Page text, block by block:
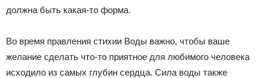
должна быть какая-то форма.
Во время правления стихии Воды важно, чтобы ваше
желание сделать что-то приятное для любимого человека
исходило из самых глубин сердца. Сила воды также